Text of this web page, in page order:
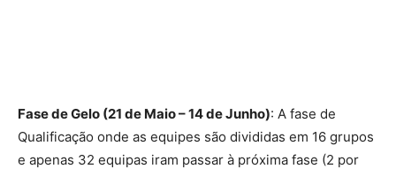
Fase de Gelo (21 de Maio – 14 de Junho): A fase de
Qualificação onde as equipes são divididas em 16 grupos
e apenas 32 equipas iram passar à próxima fase (2 por